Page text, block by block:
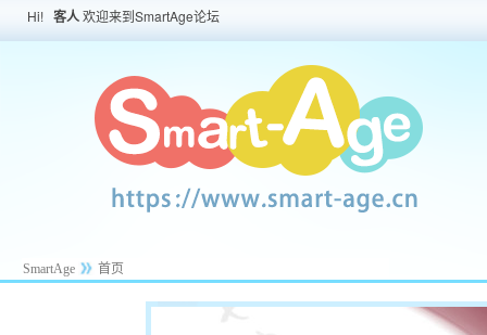
Hi! 客人欢迎来到SmartAge论坛
SmartAge 首页